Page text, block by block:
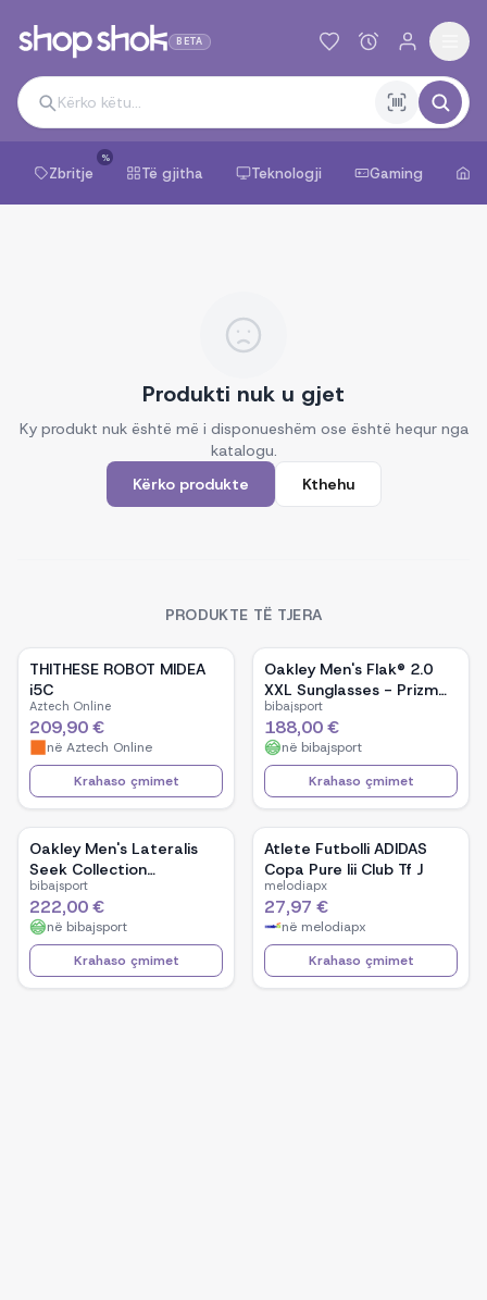
BETA
Zbritje
%
Të gjitha Teknologji Gaming
Produkti nuk u gjet
Ky produkt nuk është më i disponueshëm ose është hequr nga
katalogu.
Kërko produkte
Kthehu
PRODUKTE TË TJERA
THITHESE ROBOT MIDEA
i5C
Aztech Online
209,90 €
në Aztech Online
Krahaso çmimet
Oakley Men's Flak® 2.0
XXL Sunglasses - Prizm
Black Lenses / Matte
Black Frame
bibajsport
188,00 €
në bibajsport
Krahaso çmimet
Oakley Men's Lateralis
Seek Collection
Sunglasses - Prizm
Tungsten Polarized
Lenses / Matte Moss
Frame
bibajsport
222,00 €
në bibajsport
Krahaso çmimet
Atlete Futbolli ADIDAS
Copa Pure Iii Club Tf J
melodiapx
27,97 €
në melodiapx
Krahaso çmimet